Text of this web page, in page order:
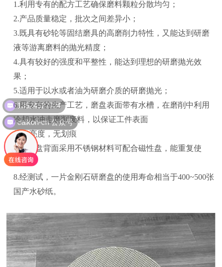
1.利用专有的配方工艺确保磨料颗粒分散均匀；
2.产品质量稳定，批次之间差异小；
3.既具有砂轮等固结磨具的高磨削力特性，又能达到研磨
液等游离磨料的抛光精度；
4.具有较好的强度和平整性，能达到理想的研磨抛光效
果；
5.适用于以水或者油为研磨介质的研磨抛光；
6.用专有的生产工艺，磨盘表面带有水槽，在磨削中利用
冷却水冲走磨削废料，以保证工件表面
的光亮度，无划痕
7.研磨盘背面采用不锈钢材料可配合磁性盘，能重复使
用；
8.经测试，一片金刚石研磨盘的使用寿命相当于400~500张
国产水砂纸。
13524527724
caikon-cn 公众号